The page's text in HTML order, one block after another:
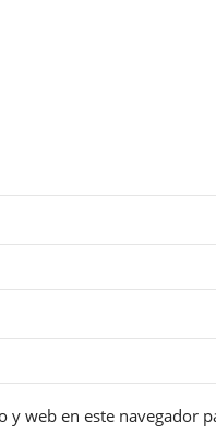
web en este navegador